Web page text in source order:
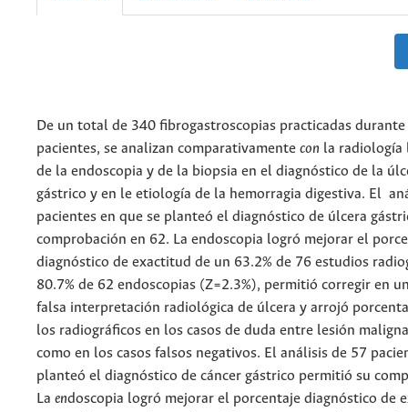
De un total de 340 fibrogastroscopias practicadas
pacientes, se analizan comparativamente con la radiología
de la endoscopia y de la biopsia en el diagnóstico de la
gástrico y en le etiología de la hemorragia digestiva. El
pacientes en que se planteó el diagnóstico de úlcera
comprobación en 62. La endoscopia logró mejorar el
diagnóstico de exactitud de un 63.2% de 76 estudios
80.7% de 62 endoscopias (Z=2.3%), permitió corregir en
falsa interpretación radiológica de úlcera y arrojó
los radiográficos en los casos de duda entre lesión
como en los casos falsos negativos. El análisis de 57
planteó el diagnóstico de cáncer gástrico permitió su
La endoscopia logró mejorar el porcentaje diagnóstico de